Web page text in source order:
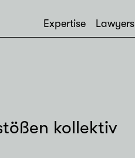
Expertise Lawyers
kollektiv